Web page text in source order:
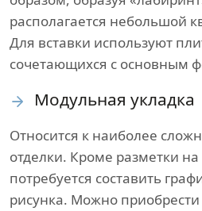
располагается небольшой
Для вставки используют
сочетающихся с основным
Модульная укладка
Относится к наиболее
отделки. Кроме разметки
потребуется составить
рисунка. Можно